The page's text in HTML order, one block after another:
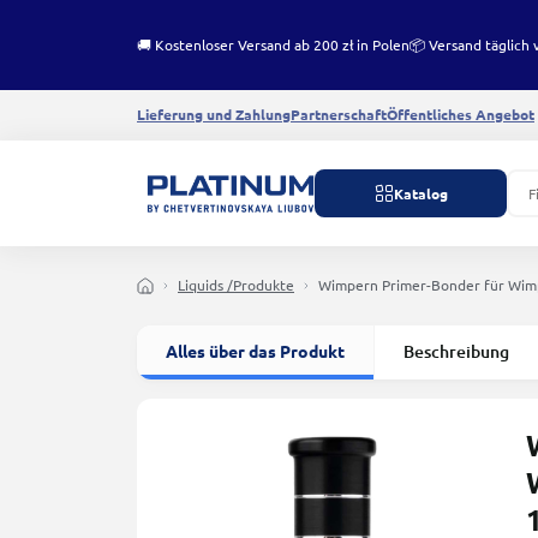
🚚 Kostenloser Versand ab 200 zł in Polen📦 Versand täglich
Lieferung und ZahlungPartnerschaftÖffentliches Angebot
Katalog
Liquids /Produkte Wimpern Primer-Bonder für
Alles über das Produkt Beschreibung